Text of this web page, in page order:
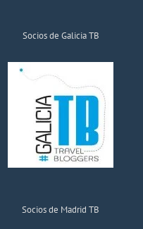
Socios de Galicia TB
Socios de Madrid TB